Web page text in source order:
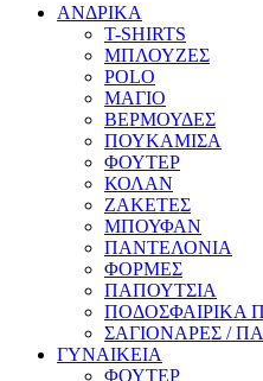
ΑΝΔΡΙΚΑ
T-SHIRTS
ΜΠΛΟΥΖΕΣ
POLO
ΜΑΓΙΟ
ΒΕΡΜΟΥΔΕΣ
ΠΟΥΚΑΜΙΣΑ
ΦΟΥΤΕΡ
ΚΟΛΑΝ
ΖΑΚΕΤΕΣ
ΜΠΟΥΦΑΝ
ΠΑΝΤΕΛΟΝΙΑ
ΦΟΡΜΕΣ
ΠΑΠΟΥΤΣΙΑ
ΠΟΔΟΣΦΑΙΡΙΚΑ
ΣΑΓΙΟΝΑΡΕΣ /
ΓΥΝΑΙΚΕΙΑ
ΦΟΥΤΕΡ